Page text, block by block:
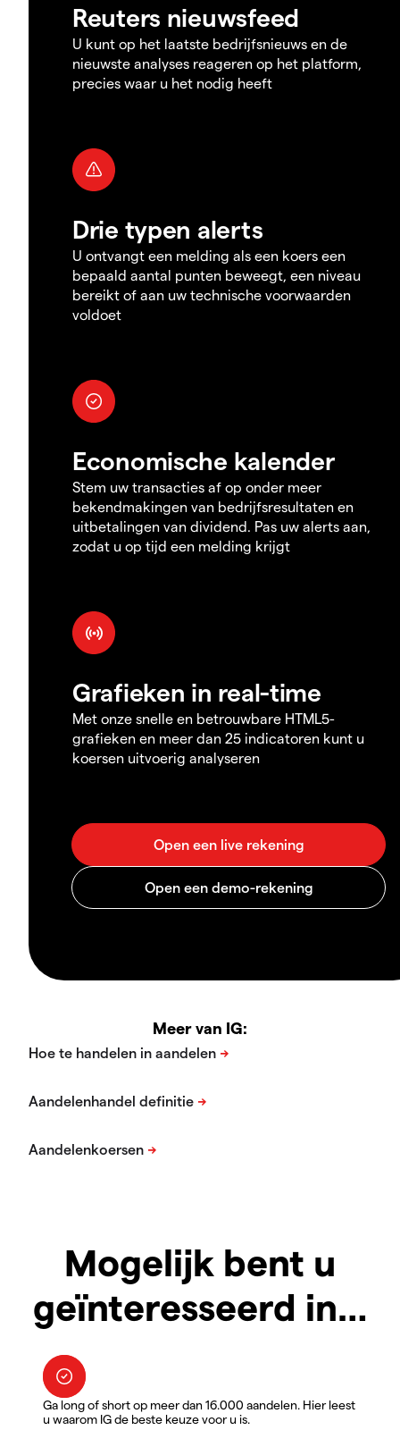
Reuters nieuwsfeed
U kunt op het laatste bedrijfsnieuws en de
nieuwste analyses reageren op het platform,
precies waar u het nodig heeft
Drie typen alerts
U ontvangt een melding als een koers een
bepaald aantal punten beweegt, een niveau
bereikt of aan uw technische voorwaarden
voldoet
Economische kalender
Stem uw transacties af op onder meer
bekendmakingen van bedrijfsresultaten en
uitbetalingen van dividend. Pas uw alerts aan,
zodat u op tijd een melding krijgt
Grafieken in real-time
Met onze snelle en betrouwbare HTML5-
grafieken en meer dan 25 indicatoren kunt u
koersen uitvoerig analyseren
Meer van IG:
Mogelijk bent u
geïnteresseerd in…
Ga long of short op meer dan 16.000 aandelen. Hier leest
u waarom IG de beste keuze voor u is.